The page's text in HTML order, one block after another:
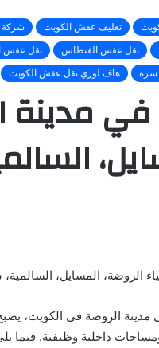
تغليف عفش الكويت شركة
نقل عفش الفنطاس نقل عفش
هاف لوري نقل عفش الكويت
في مدينة
الروضة، المسايل،
مدينة الروضة في الكويت،
داخلية وظيفية. فيما